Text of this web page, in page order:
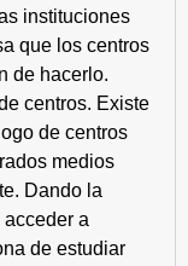
instituciones
que los centros
de hacerlo.
centros. Existe
de centros
medios
Dando la
a
de estudiar